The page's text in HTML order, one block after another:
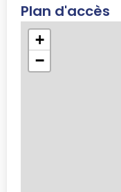
Plan d'accès
+
−